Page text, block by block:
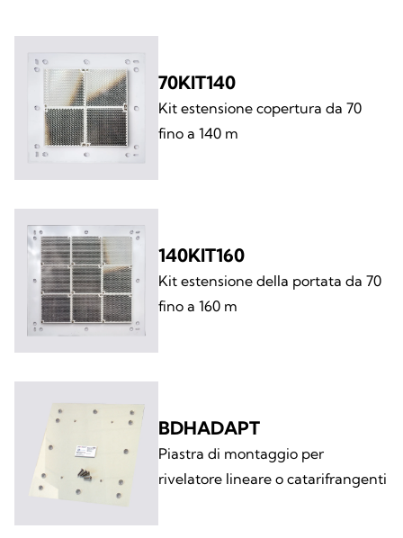
70KIT140
Kit estensione copertura da 70
fino a 140 m
140KIT160
Kit estensione della portata da 70
fino a 160 m
BDHADAPT
Piastra di montaggio per
rivelatore lineare o catarifrangenti